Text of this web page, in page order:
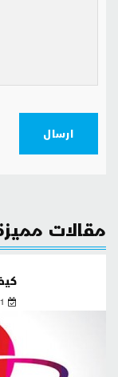
ارسال
مقالات